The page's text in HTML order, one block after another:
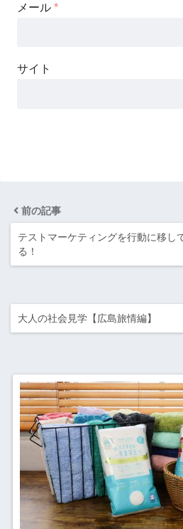
メール *
サイト
前の記事
テストマーケティングを行動に移し
る！
大人の社会見学【広島旅情編】